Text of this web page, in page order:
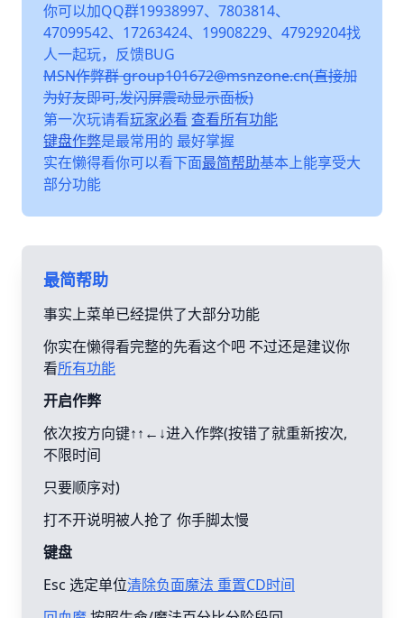
你可以加QQ群19938997、7803814、
47099542、17263424、19908229、47929204找
人一起玩，反馈BUG
MSN作弊群 group101672@msnzone.cn(直接加
为好友即可,发闪屏震动显示面板)
第一次玩请看玩家必看 查看所有功能
键盘作弊是最常用的 最好掌握
实在懒得看你可以看下面最简帮助基本上能享受大
部分功能
最简帮助
事实上菜单已经提供了大部分功能
你实在懒得看完整的先看这个吧 不过还是建议你
看所有功能
开启作弊
依次按方向键↑↑←↓进入作弊(按错了就重新按次,
不限时间
只要顺序对)
打不开说明被人抢了 你手脚太慢
键盘
Esc 选定单位清除负面魔法 重置CD时间